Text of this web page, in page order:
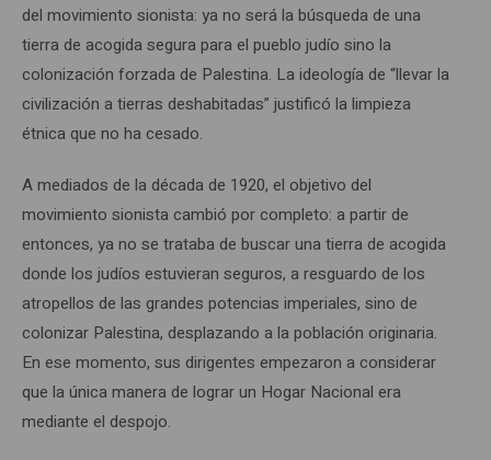
del movimiento sionista: ya no será la búsqueda de una
tierra de acogida segura para el pueblo judío sino la
colonización forzada de Palestina. La ideología de “llevar la
civilización a tierras deshabitadas” justificó la limpieza
étnica que no ha cesado.
A mediados de la década de 1920, el objetivo del
movimiento sionista cambió por completo: a partir de
entonces, ya no se trataba de buscar una tierra de acogida
donde los judíos estuvieran seguros, a resguardo de los
atropellos de las grandes potencias imperiales, sino de
colonizar Palestina, desplazando a la población originaria.
En ese momento, sus dirigentes empezaron a considerar
que la única manera de lograr un Hogar Nacional era
mediante el despojo.